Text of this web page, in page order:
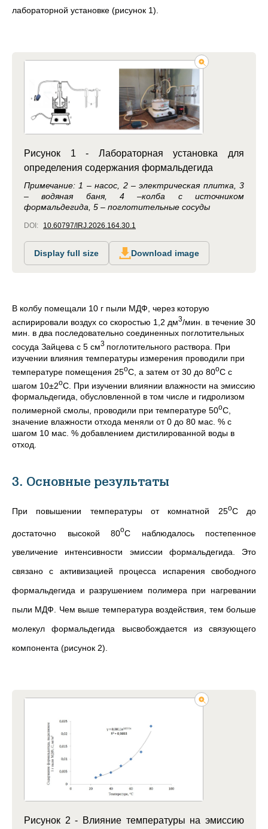
лабораторной установке (рисунок 1).
Рисунок 1 - Лабораторная установка для
определения содержания формальдегида
Примечание: 1 – насос, 2 – электрическая плитка, 3
– водяная баня, 4 –колба с источником
формальдегида, 5 – поглотительные сосуды
DOI: 10.60797/IRJ.2026.164.30.1
Display full size Download image
В колбу помещали 10 г пыли МДФ, через которую
аспирировали воздух со скоростью 1,2 дм3/мин. в течение 30
мин. в два последовательно соединенных поглотительных
сосуда Зайцева с 5 см3 поглотительного раствора. При
изучении влияния температуры измерения проводили при
температуре помещения 25оС, а затем от 30 до 80оС с
шагом 10±2оС. При изучении влиянии влажности на эмиссию
формальдегида, обусловленной в том числе и гидролизом
полимерной смолы, проводили при температуре 50оС,
значение влажности отхода меняли от 0 до 80 мас. % с
шагом 10 мас. % добавлением дистилированной воды в
отход.
3. Основные результаты
При повышении температуры от комнатной 25оС до
достаточно высокой 80оС наблюдалось постепенное
увеличение интенсивности эмиссии формальдегида. Это
связано с активизацией процесса испарения свободного
формальдегида и разрушением полимера при нагревании
пыли МДФ. Чем выше температура воздействия, тем больше
молекул формальдегида высвобождается из связующего
компонента (рисунок 2).
Рисунок 2 - Влияние температуры на эмиссию